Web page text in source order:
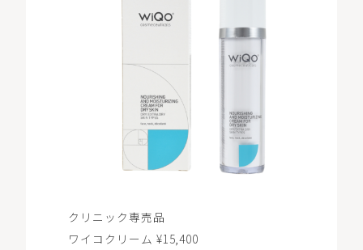
クリニック専売品
ワイコクリーム ¥15,400